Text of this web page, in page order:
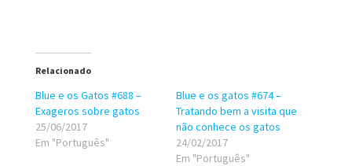
Relacionado
Blue e os Gatos #688 –
Exageros sobre gatos
25/06/2017
Em "Português"
Blue e os gatos #674 –
Tratando bem a visita que
não conhece os gatos
24/02/2017
Em "Português"